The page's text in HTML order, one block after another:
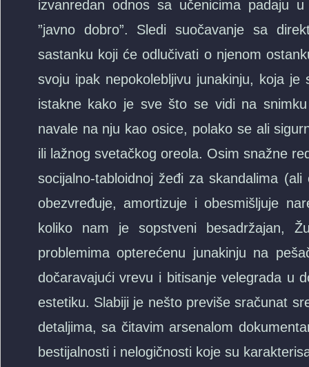
izvanredan odnos sa učenicima padaju
”javno dobro”. Sledi suočavanje sa
sastanku koji će odlučivati o njenom
svoju ipak nepokolebljivu junakinju, koja
istakne kako je sve što se vidi na
navale na nju kao osice, polako se ali
ili lažnog svetačkog oreola. Osim snažne
socijalno-tabloidnoj žeđi za skandalima
obezvređuje, amortizuje i obesmišljuje
koliko nam je sopstveni besadržajan,
problemima opterećenu junakinju na
dočaravajući vrevu i bitisanje velegrada u
estetiku. Slabiji je nešto previše sračunat
detaljima, sa čitavim arsenalom
bestijalnosti i nelogičnosti koje su